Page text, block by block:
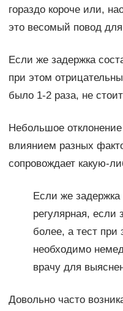
гораздо короче или,
это весомый повод
Если же задержка
при этом
было 1-2 раза, не
Небольшое
влиянием разных
сопровождает какую-
Если же
регулярная, если
более, а тест при
необходимо
врачу для
Довольно часто